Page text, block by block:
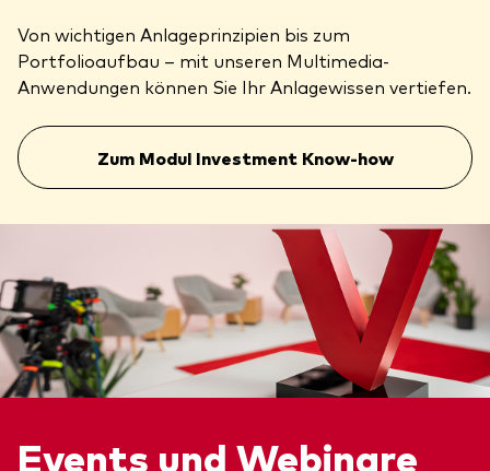
Von wichtigen Anlageprinzipien bis zum
Portfolioaufbau – mit unseren Multimedia-
Anwendungen können Sie Ihr Anlagewissen vertiefen.
Zum Modul Investment Know-how
Events und Webinare